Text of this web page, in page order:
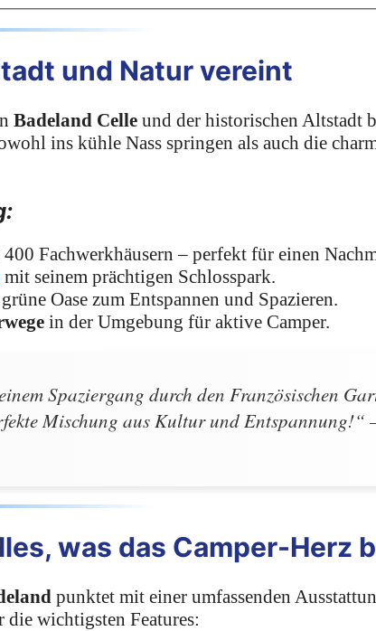
und Natur vereint
Badeland Celle und der historischen Altstadt
ins kühle Nass springen als auch die
Fachwerkhäusern – perfekt für einen
mit seinem prächtigen Schlosspark.
Oase zum Entspannen und Spazieren.
in der Umgebung für aktive Camper.
Spaziergang durch den Französischen
Mischung aus Kultur und Entspannung!“
was das Camper-Herz
punktet mit einer umfassenden
wichtigsten Features: